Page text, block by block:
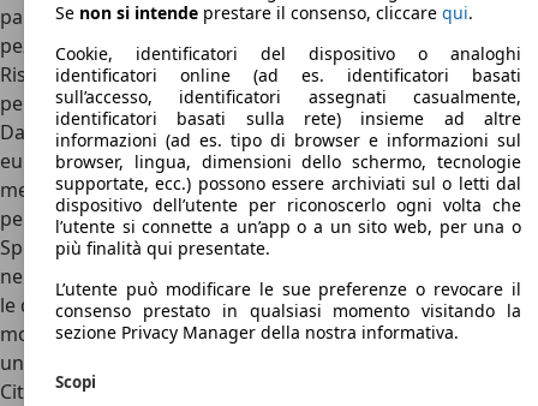
particolare proprio dell’organo sospensioni in quanto i
pezzi di ricambio sono assai rari e decisamente costosi.
Risulta infatti difficile collocarle un prezzo reale generale
per il modello.
Da ricerche di mercato è emerso che tra i 3.000 ed i 8000
euro si può portare a casa una Citroen Dyane ultima serie,
mentre sono necessari circa il doppio, dai 6.000 ai 20.000
per le versioni più datate o per quelle speciali come la
Special o in perfetto restauro. La Citroen Dyane usciva
nelle versioni base, Az, Dyane 4 Dyane 6 e altri modelli rari
le quali volevano identificare con l’anno di produzione il
motore corrispondente, al fine di identificare versioni
uniche e rare a potenze crescenti.
Citroen Dyane: concorrenti e conclusioni
Se non si intende prestare il consenso, cliccare qui.
Cookie, identificatori del dispositivo o analoghi
identificatori online (ad es. identificatori basati
sull’accesso, identificatori assegnati casualmente,
identificatori basati sulla rete) insieme ad altre
informazioni (ad es. tipo di browser e informazioni sul
browser, lingua, dimensioni dello schermo, tecnologie
supportate, ecc.) possono essere archiviati sul o letti dal
dispositivo dell’utente per riconoscerlo ogni volta che
l’utente si connette a un’app o a un sito web, per una o
più finalità qui presentate.
L’utente può modificare le sue preferenze o revocare il
consenso prestato in qualsiasi momento visitando la
sezione Privacy Manager della nostra informativa.
Scopi